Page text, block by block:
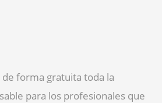
de forma gratuita toda la
para los profesionales que